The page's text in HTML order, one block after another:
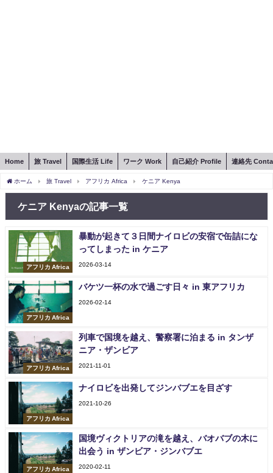
Home 旅 Travel 国際生活 Life ワーク Work 自己紹介 Profile 連絡先
ホーム 旅 Travel アフリカ Africa ケニア Kenya
ケニア Kenyaの記事一覧
アフリカ Africa
暴動が起きて３日間ナイロビの安宿で缶詰にな
ってしまった in ケニア
2026-03-14
アフリカ Africa
バケツ一杯の水で過ごす日々 in 東アフリカ
2026-02-14
アフリカ Africa
列車で国境を越え、警察署に泊まる in タンザ
ニア・ザンビア
2021-11-01
アフリカ Africa
ナイロビを出発してジンバブエを目ざす
2021-10-26
アフリカ Africa
国境ヴィクトリアの滝を越え、バオバブの木に
出会う in ザンビア・ジンバブエ
2020-02-11